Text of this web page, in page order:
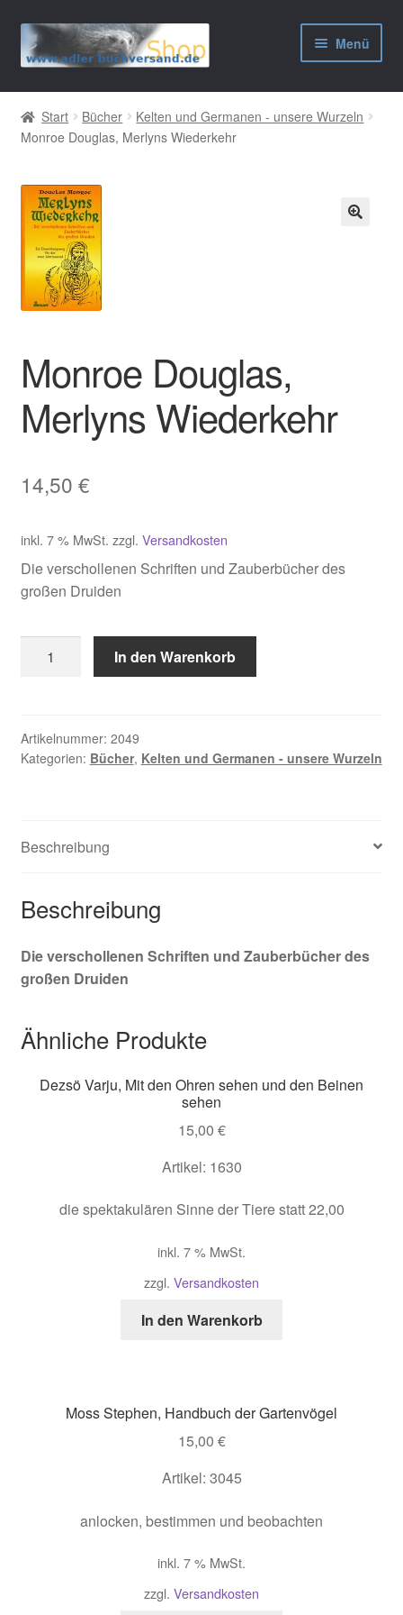
Zur
Navigation
Zum
Inhalt
Menü
AGB
Widerrufsbelehrung
Datenschutzerklärung
Impressum
Start Bücher
Kelten und Germanen - unsere Wurzeln
Monroe Douglas, Merlyns Wiederkehr
Monroe Douglas,
Merlyns Wiederkehr
14,50 €
inkl. 7 % MwSt. zzgl. Versandkosten
Die verschollenen Schriften und Zauberbücher des
großen Druiden
Douglas,
Menge
In den Warenkorb
Artikelnummer: 2049
Kategorien: Bücher, Kelten und Germanen - unsere Wurzeln
Beschreibung
Beschreibung
Die verschollenen Schriften und Zauberbücher des
großen Druiden
Ähnliche Produkte
Dezsö Varju, Mit den Ohren sehen und den Beinen
sehen
15,00 €
Artikel: 1630
die spektakulären Sinne der Tiere statt 22,00
inkl. 7 % MwSt.
zzgl. Versandkosten
In den Warenkorb
Moss Stephen, Handbuch der Gartenvögel
15,00 €
Artikel: 3045
anlocken, bestimmen und beobachten
inkl. 7 % MwSt.
zzgl. Versandkosten